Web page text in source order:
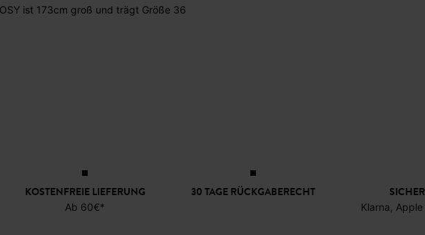
OSY ist 173cm groß und trägt Größe 36
KOSTENFREIE LIEFERUNG
Ab 60€*
30 TAGE RÜCKGABERECHT
Klarna,